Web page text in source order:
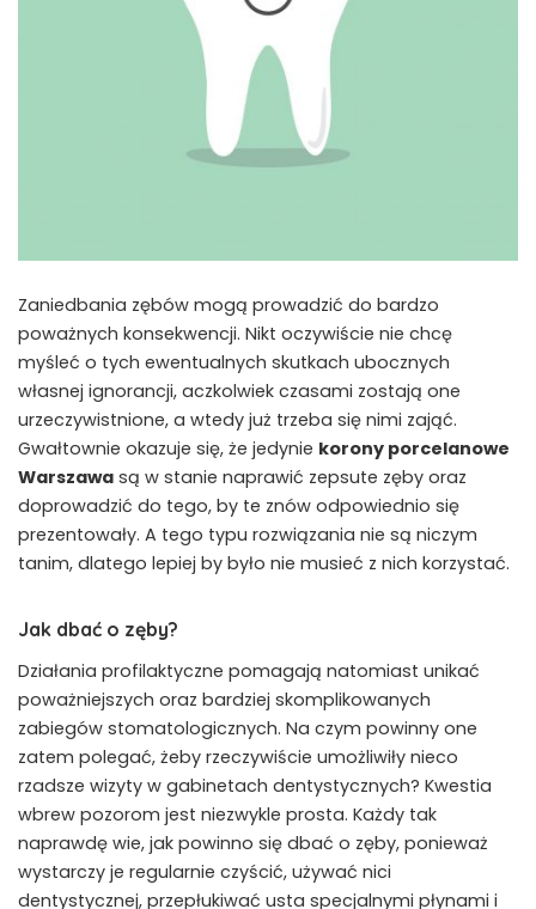
Zaniedbania zębów mogą prowadzić do bardzo
poważnych konsekwencji. Nikt oczywiście nie chcę
myśleć o tych ewentualnych skutkach ubocznych
własnej ignorancji, aczkolwiek czasami zostają one
urzeczywistnione, a wtedy już trzeba się nimi zająć.
Gwałtownie okazuje się, że jedynie korony porcelanowe
Warszawa są w stanie naprawić zepsute zęby oraz
doprowadzić do tego, by te znów odpowiednio się
prezentowały. A tego typu rozwiązania nie są niczym
tanim, dlatego lepiej by było nie musieć z nich korzystać.
Jak dbać o zęby?
Działania profilaktyczne pomagają natomiast unikać
poważniejszych oraz bardziej skomplikowanych
zabiegów stomatologicznych. Na czym powinny one
zatem polegać, żeby rzeczywiście umożliwiły nieco
rzadsze wizyty w gabinetach dentystycznych? Kwestia
wbrew pozorom jest niezwykle prosta. Każdy tak
naprawdę wie, jak powinno się dbać o zęby, ponieważ
wystarczy je regularnie czyścić, używać nici
dentystycznej, przepłukiwać usta specjalnymi płynami i